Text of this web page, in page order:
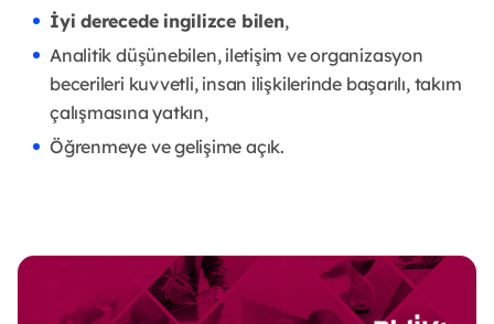
İyi derecede ingilizce bilen,
Analitik düşünebilen, iletişim ve organizasyon
becerileri kuvvetli, insan ilişkilerinde başarılı, takım
çalışmasına yatkın,
Öğrenmeye ve gelişime açık.